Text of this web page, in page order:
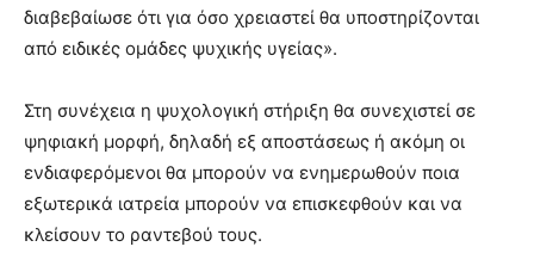
διαβεβαίωσε ότι για όσο χρειαστεί θα υποστηρίζονται
από ειδικές ομάδες ψυχικής υγείας».
Στη συνέχεια η ψυχολογική στήριξη θα συνεχιστεί σε
ψηφιακή μορφή, δηλαδή εξ αποστάσεως ή ακόμη οι
ενδιαφερόμενοι θα μπορούν να ενημερωθούν ποια
εξωτερικά ιατρεία μπορούν να επισκεφθούν και να
κλείσουν το ραντεβού τους.